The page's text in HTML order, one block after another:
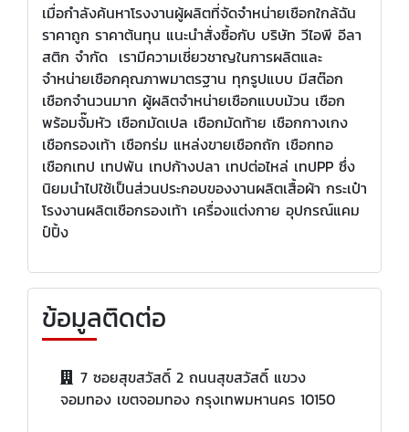
เมื่อกำลังค้นหาโรงงานผู้ผลิตที่จัดจำหน่ายเชือกใกล้ฉัน
ราคาถูก ราคาต้นทุน แนะนำสั่งซื้อกับ บริษัท วีไอพี อีลา
สติก จำกัด เรามีความเชี่ยวชาญในการผลิตและ
จำหน่ายเชือกคุณภาพมาตรฐาน ทุกรูปแบบ มีสต๊อก
เชือกจำนวนมาก ผู้ผลิตจำหน่ายเชือกแบบม้วน เชือก
พร้อมจั๊มหัว เชือกมัดเปล เชือกมัดท้าย เชือกกางเกง
เชือกรองเท้า เชือกร่ม แหล่งขายเชือกถัก เชือกทอ
เชือกเทป เทปพัน เทปก้างปลา เทปต่อไหล่ เทปPP ซึ่ง
นิยมนำไปใช้เป็นส่วนประกอบของงานผลิตเสื้อผ้า กระเป๋า
โรงงานผลิตเชือกรองเท้า เครื่องแต่งกาย อุปกรณ์แคม
ป์ปิ้ง
ข้อมูลติดต่อ
7 ซอยสุขสวัสดิ์ 2 ถนนสุขสวัสดิ์ แขวง
จอมทอง เขตจอมทอง กรุงเทพมหานคร 10150